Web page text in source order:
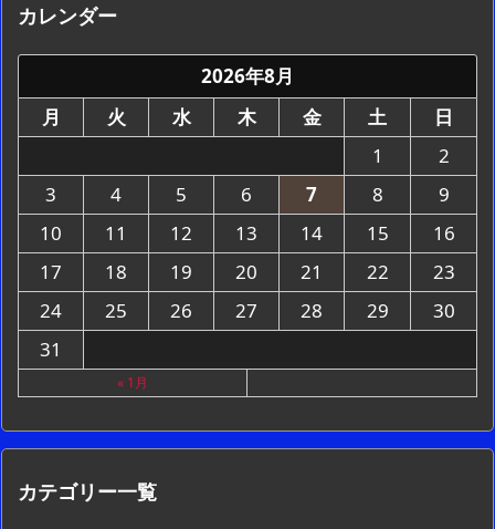
カレンダー
2026年8月
月
火 水 木 金 土
日
1
2
3
4 5 6 7 8
9
10
11 12 13 14 15
16
17
18 19 20 21 22
23
24
25 26 27 28 29
30
31
« 1月
カテゴリー一覧